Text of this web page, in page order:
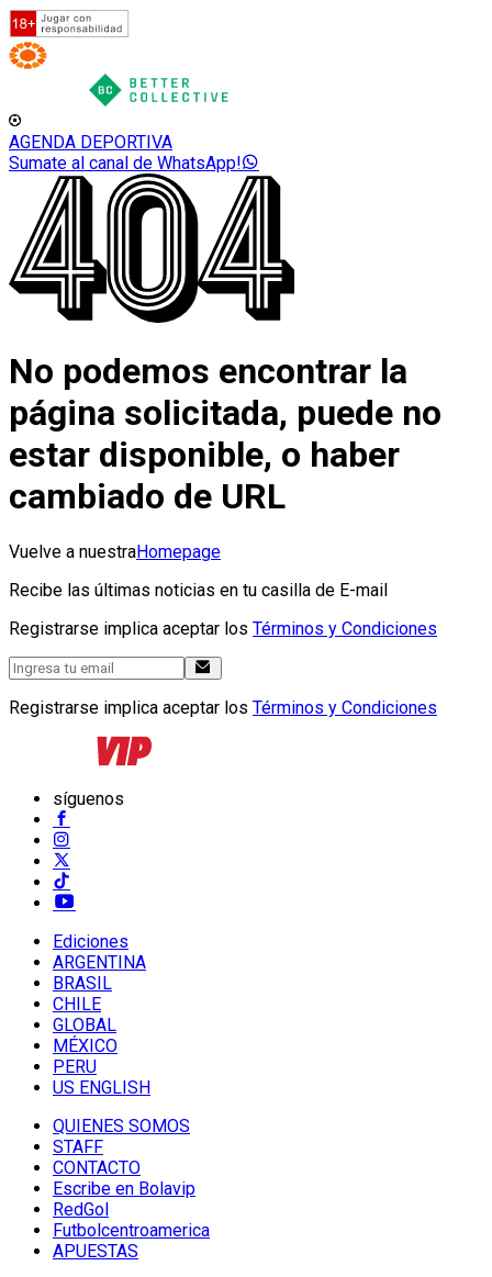
AGENDA DEPORTIVA
Sumate al canal de WhatsApp!
No podemos encontrar la
página solicitada, puede no
estar disponible, o haber
cambiado de URL
Vuelve a nuestraHomepage
Recibe las últimas noticias en tu casilla de E-mail
Registrarse implica aceptar los Términos y Condiciones
Registrarse implica aceptar los Términos y Condiciones
síguenos
Ediciones
ARGENTINA
BRASIL
CHILE
GLOBAL
MÉXICO
PERU
US ENGLISH
QUIENES SOMOS
STAFF
CONTACTO
Escribe en Bolavip
RedGol
Futbolcentroamerica
APUESTAS